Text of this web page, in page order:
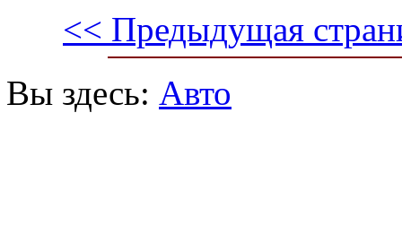
<< Предыдущая
Вы здесь: Авто